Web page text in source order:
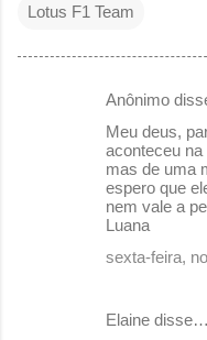
Lotus F1 Team
Anônimo
Meu deus,
aconteceu
mas de uma
espero que
nem vale a
Luana
sexta-feira,
Elaine disse…